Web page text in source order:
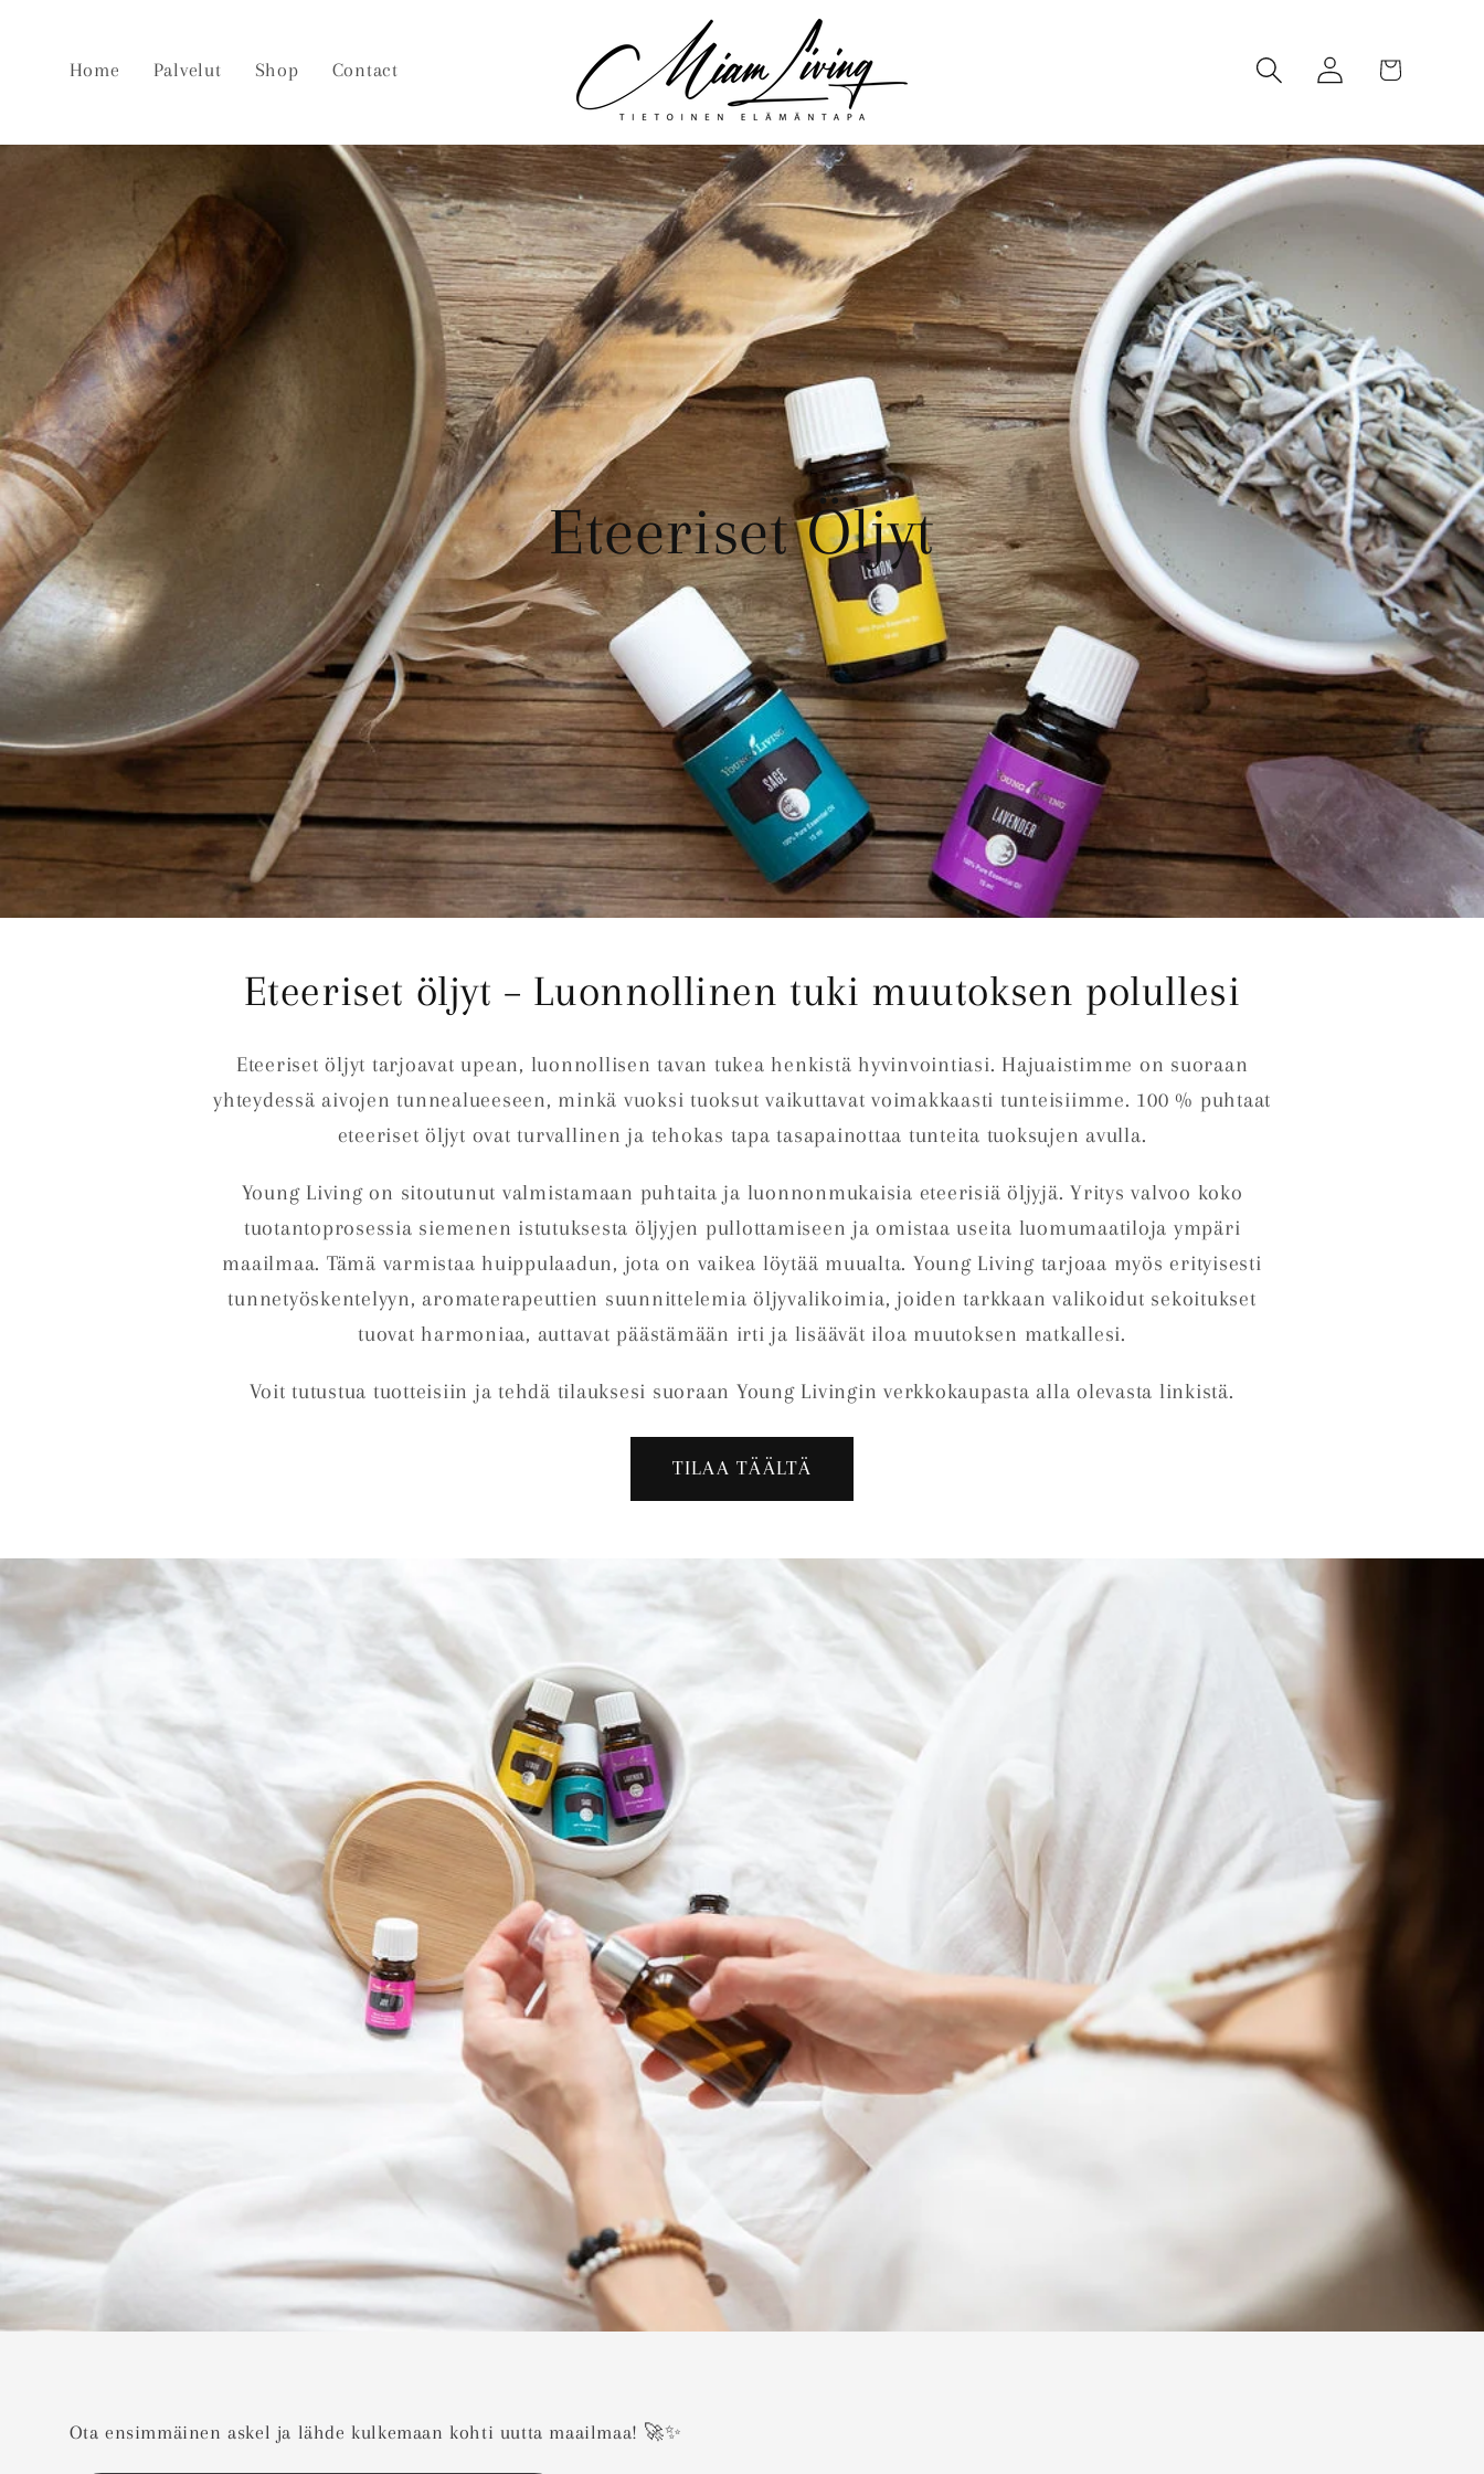
Home Palvelut Shop Contact
Log
in
Cart
Eteeriset Öljyt
Eteeriset öljyt – Luonnollinen tuki muutoksen polullesi
Eteeriset öljyt tarjoavat upean, luonnollisen tavan tukea henkistä hyvinvointiasi. Hajuaistimme on suoraan
yhteydessä aivojen tunnealueeseen, minkä vuoksi tuoksut vaikuttavat voimakkaasti tunteisiimme. 100 % puhtaat
eteeriset öljyt ovat turvallinen ja tehokas tapa tasapainottaa tunteita tuoksujen avulla.
Young Living on sitoutunut valmistamaan puhtaita ja luonnonmukaisia eteerisiä öljyjä. Yritys valvoo koko
tuotantoprosessia siemenen istutuksesta öljyjen pullottamiseen ja omistaa useita luomumaatiloja ympäri
maailmaa. Tämä varmistaa huippulaadun, jota on vaikea löytää muualta. Young Living tarjoaa myös erityisesti
tunnetyöskentelyyn, aromaterapeuttien suunnittelemia öljyvalikoimia, joiden tarkkaan valikoidut sekoitukset
tuovat harmoniaa, auttavat päästämään irti ja lisäävät iloa muutoksen matkallesi.
Voit tutustua tuotteisiin ja tehdä tilauksesi suoraan Young Livingin verkkokaupasta alla olevasta linkistä.
TILAA TÄÄLTÄ
Ota ensimmäinen askel ja lähde kulkemaan kohti uutta maailmaa! 🚀✨